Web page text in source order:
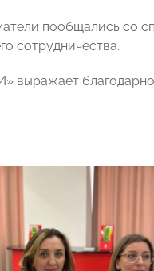
пообщались со
сотрудничества.